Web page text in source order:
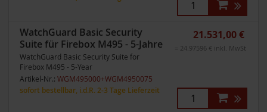
WatchGuard Basic Security
Suite für Firebox M495 - 5-Jahre
WatchGuard Basic Security Suite for
Firebox M495 - 5-Year
Artikel-Nr.: WGM495000+WGM4950075
sofort bestellbar, i.d.R. 2-3 Tage Lieferzeit
21.531,00 €
= 24.97596 € inkl. MwSt